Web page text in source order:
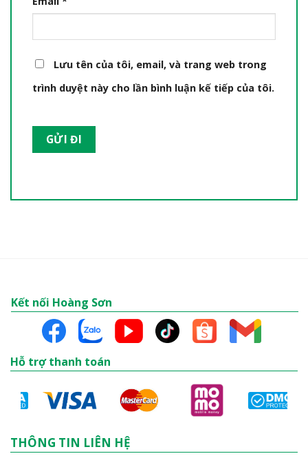
Lưu tên của tôi, email, và trang web trong
trình duyệt này cho lần bình luận kế tiếp của tôi.
Kết nối Hoàng Sơn
Hỗ trợ thanh toán
THÔNG TIN LIÊN HỆ